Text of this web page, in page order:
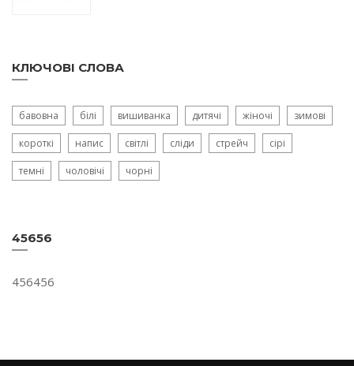
КЛЮЧОВІ СЛОВА
бавовна білі вишиванка дитячі жіночі зимові
короткі напис світлі сліди стрейч сірі
темні чоловічі чорні
45656
456456